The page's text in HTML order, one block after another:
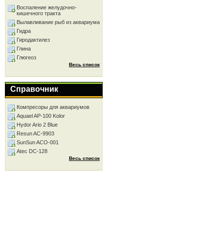
Воспаление желудочно-
кишечного тракта
Вылавливание рыб из аквариума
Гидра
Гиродактилез
Глина
Глюгеоз
Весь список
Справочник
Компресоры для аквариумов
Aquael AP-100 Kolor
Hydor Ario 2 Blue
Resun AC-9903
SunSun ACO-001
Atec DC-128
Весь список